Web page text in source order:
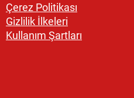
Çerez Politikası
Gizlilik İlkeleri
Kullanım Şartları